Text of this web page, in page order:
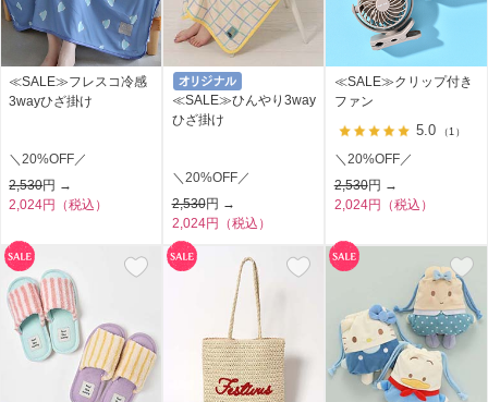
≪SALE≫フレスコ冷感
3wayひざ掛け
＼20%OFF／
2,530円 →
2,024円（税込）
≪SALE≫ひんやり3way
ひざ掛け
＼20%OFF／
2,530円 →
2,024円（税込）
≪SALE≫クリップ付き
ファン
5.0 （1）
＼20%OFF／
2,530円 →
2,024円（税込）